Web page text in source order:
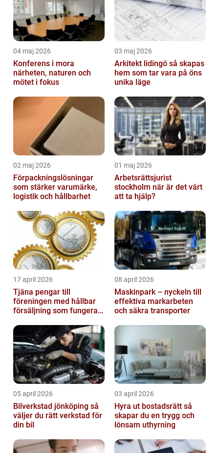
04 maj 2026
Konferens i mora
närheten, naturen och
mötet i fokus
03 maj 2026
Arkitekt lidingö så skapas
hem som tar vara på öns
unika läge
02 maj 2026
Förpackningslösningar
som stärker varumärke,
logistik och hållbarhet
01 maj 2026
Arbetsrättsjurist
stockholm när är det värt
att ta hjälp?
17 april 2026
Tjäna pengar till
föreningen med hållbar
försäljning som fungerar
08 april 2026
Maskinpark – nyckeln till
effektiva markarbeten
och säkra transporter
05 april 2026
Bilverkstad jönköping så
väljer du rätt verkstad för
din bil
03 april 2026
Hyra ut bostadsrätt så
skapar du en trygg och
lönsam uthyrning